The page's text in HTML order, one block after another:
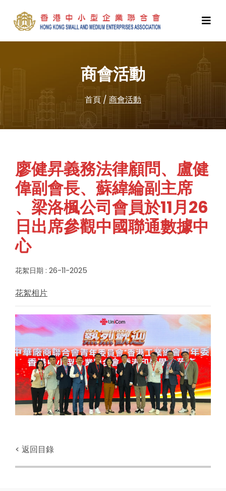
商會活動
首頁/ 商會活動
廖健昇義務法律顧問、盧健
偉副會長、蘇緯綸副主席
、梁洛楓公司會員於11月26
日出席參觀中國聯通數據中
心
花絮日期 : 26-11-2025
花絮相片
< 返回目錄